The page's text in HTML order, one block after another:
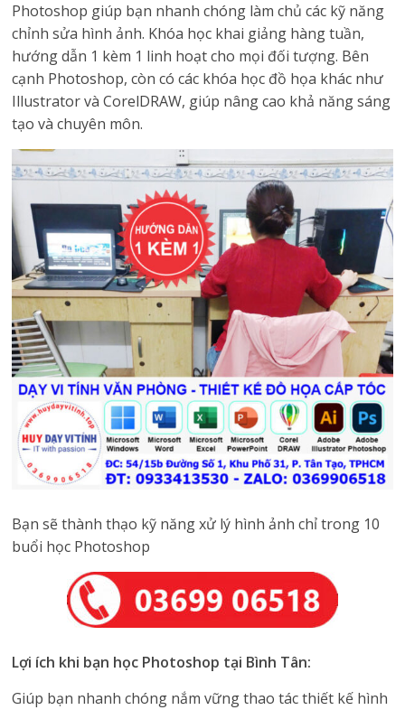
Photoshop giúp bạn nhanh chóng làm chủ các kỹ năng
chỉnh sửa hình ảnh. Khóa học khai giảng hàng tuần,
hướng dẫn 1 kèm 1 linh hoạt cho mọi đối tượng. Bên
cạnh Photoshop, còn có các khóa học đồ họa khác như
Illustrator và CorelDRAW, giúp nâng cao khả năng sáng
tạo và chuyên môn.
Bạn sẽ thành thạo kỹ năng xử lý hình ảnh chỉ trong 10
buổi học Photoshop
Lợi ích khi bạn học Photoshop tại Bình Tân:
Giúp bạn nhanh chóng nắm vững thao tác thiết kế hình